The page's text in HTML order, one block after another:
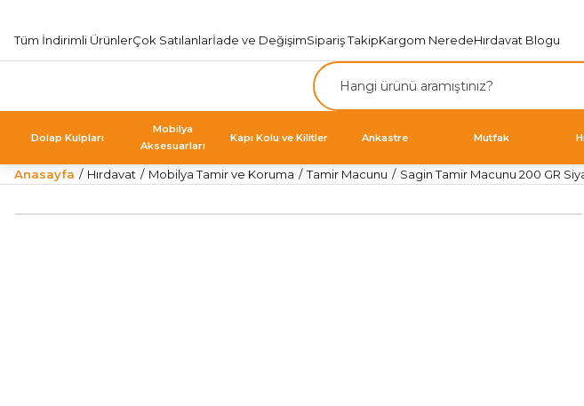
Tüm İndirimli ÜrünlerÇok Satılanlarİade ve DeğişimSipariş TakipKargom NeredeHırdavat Blogu
Dolap Kulpları
Mobilya
Aksesuarları
Kapı Kolu ve Kilitler Ankastre Mutfak
Anasayfa Hırdavat Mobilya Tamir ve Koruma Tamir Macunu Sagin Tamir Macunu 200 GR